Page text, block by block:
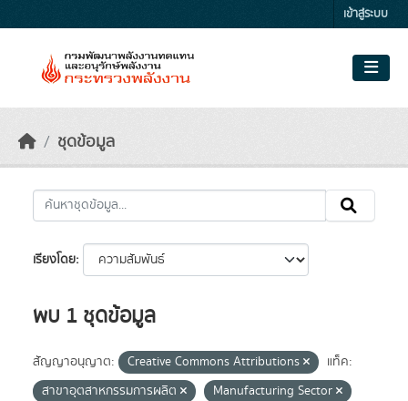
เข้าสู่ระบบ
ชุดข้อมูล
เรียงโดย
พบ 1 ชุดข้อมูล
สัญญาอนุญาต: Creative Commons Attributions
แท็ค:
สาขาอุตสาหกรรมการผลิต
Manufacturing Sector